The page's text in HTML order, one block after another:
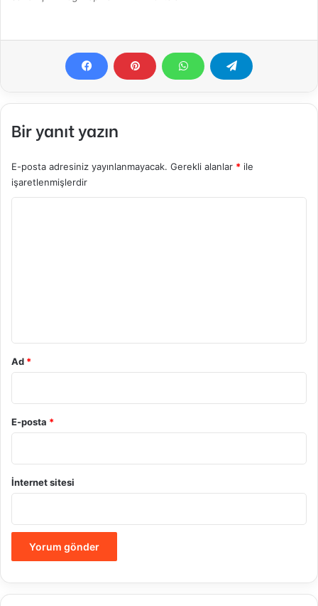
Bir yanıt yazın
E-posta adresiniz yayınlanmayacak. Gerekli alanlar * ile
işaretlenmişlerdir
Ad *
E-posta *
İnternet sitesi